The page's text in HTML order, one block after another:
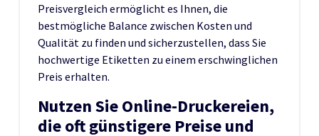
Preisvergleich ermöglicht es Ihnen, die
bestmögliche Balance zwischen Kosten und
Qualität zu finden und sicherzustellen, dass Sie
hochwertige Etiketten zu einem erschwinglichen
Preis erhalten.
Nutzen Sie Online-Druckereien,
die oft günstigere Preise und